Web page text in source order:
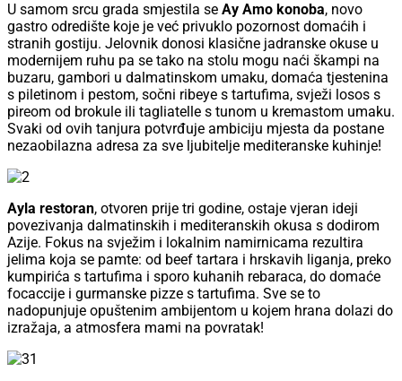
U samom srcu grada smjestila se Ay Amo konoba, novo
gastro odredište koje je već privuklo pozornost domaćih i
stranih gostiju. Jelovnik donosi klasične jadranske okuse u
modernijem ruhu pa se tako na stolu mogu naći škampi na
buzaru, gambori u dalmatinskom umaku, domaća tjestenina
s piletinom i pestom, sočni ribeye s tartufima, svježi losos s
pireom od brokule ili tagliatelle s tunom u kremastom umaku.
Svaki od ovih tanjura potvrđuje ambiciju mjesta da postane
nezaobilazna adresa za sve ljubitelje mediteranske kuhinje!
Ayla restoran, otvoren prije tri godine, ostaje vjeran ideji
povezivanja dalmatinskih i mediteranskih okusa s dodirom
Azije. Fokus na svježim i lokalnim namirnicama rezultira
jelima koja se pamte: od beef tartara i hrskavih liganja, preko
kumpirića s tartufima i sporo kuhanih rebaraca, do domaće
focaccije i gurmanske pizze s tartufima. Sve se to
nadopunjuje opuštenim ambijentom u kojem hrana dolazi do
izražaja, a atmosfera mami na povratak!